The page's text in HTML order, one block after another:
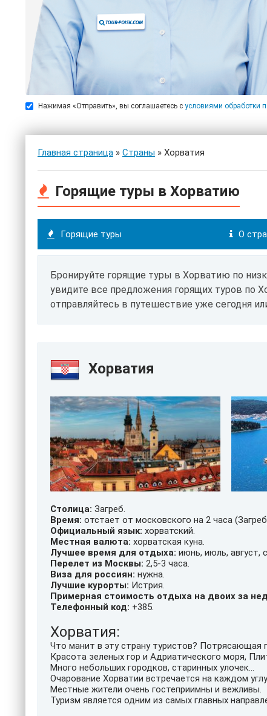
Нажимая «Отправить», вы соглашаетесь с условиями обработки
Главная страница » Страны » Хорватия
Горящие туры в Хорватию
Горящие туры О
Бронируйте горящие туры в Хорватию по
увидите все предложения горящих туров по
отправляйтесь в путешествие уже сегодня
Хорватия
Столица: Загреб.
Время: отстает от московского на 2 часа
Официальный язык: хорватский.
Местная валюта: хорватская куна.
Лучшее время для отдыха: июнь, июль, август,
Перелет из Москвы: 2,5-3 часа.
Виза для россиян: нужна.
Лучшие курорты: Истрия.
Примерная стоимость отдыха на двоих за
Телефонный код: +385.
Хорватия:
Что манит в эту страну туристов?
Красота зеленых гор и Адриатического моря,
Много небольших городков, старинных улочек...
Очарование Хорватии встречается на каждом
Местные жители очень гостеприимны и вежливы.
Туризм является одним из самых главных